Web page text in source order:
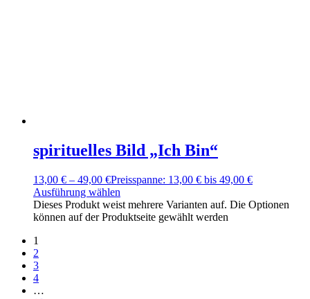
spirituelles Bild „Ich Bin“
13,00 € – 49,00 €Preisspanne: 13,00 € bis 49,00 €
Ausführung wählen
Dieses Produkt weist mehrere Varianten auf. Die Optionen
können auf der Produktseite gewählt werden
1
2
3
4
…